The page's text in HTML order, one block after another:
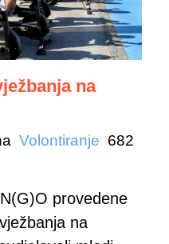
na
Volontiranje 682
provedene
na